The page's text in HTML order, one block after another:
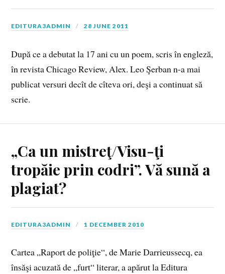
EDITURA3ADMIN 28 JUNE 2011
După ce a debutat la 17 ani cu un poem, scris în engleză,
în revista Chicago Review, Alex. Leo Şerban n-a mai
publicat versuri decît de cîteva ori, deşi a continuat să
scrie.
„Ca un mistreţ/Visu-ţi
tropăie prin codri”. Vă sună a
plagiat?
EDITURA3ADMIN 1 DECEMBER 2010
Cartea „Raport de poliţie“, de Marie Darrieussecq, ea
însăşi acuzată de „furt“ literar, a apărut la Editura